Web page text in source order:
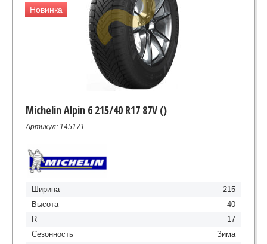
Новинка
Michelin Alpin 6 215/40 R17 87V ()
Артикул: 145171
Ширина
215
Высота
40
R
17
Сезонность
Зима